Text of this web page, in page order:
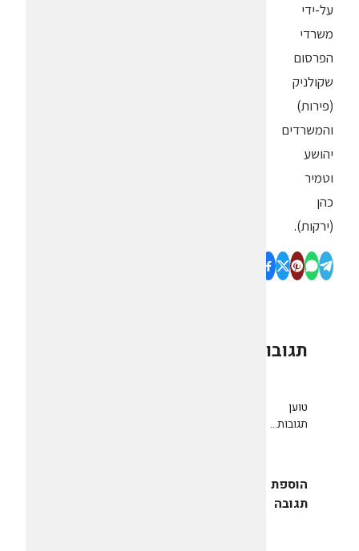
על-ידי
משרדי
הפרסום
שקולניק
(פירות)
והמשרדים
יהושע
וטמיר
כהן
(ירקות).
תגובות
טוען
תגובות...
הוספת
תגובה